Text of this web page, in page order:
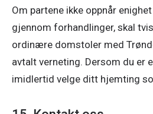
Om partene ikke oppnår
gjennom forhandlinger, skal
ordinære domstoler med
avtalt verneting. Dersom du er
imidlertid velge ditt hjemting